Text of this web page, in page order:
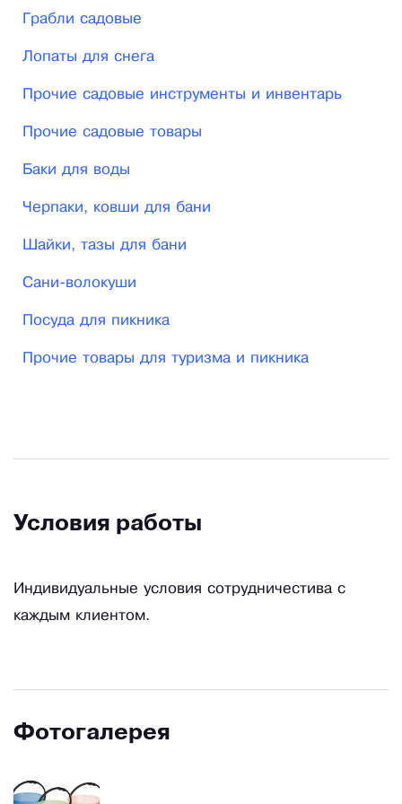
Наша компания постоянно совершенствуется и
занимается инновационной деятельностью.
ассортимента на основе изучения спроса.
корректное поведение на рынке помогли
компании завоевать репутацию делового
сотрудничества.
Грабли садовые
Лопаты для снега
Прочие садовые инструменты и инвентарь
Прочие садовые товары
Баки для воды
Черпаки, ковши для бани
Шайки, тазы для бани
Сани-волокуши
Посуда для пикника
Прочие товары для туризма и пикника
Условия работы
Индивидуальные условия сотрудничестива с
каждым клиентом.
Фотогалерея